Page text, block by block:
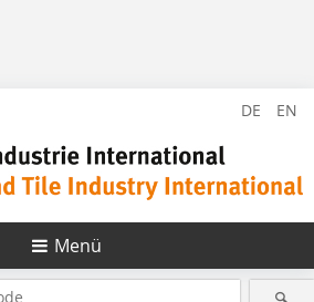
DE EN
Menü